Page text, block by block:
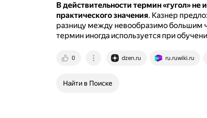
В действительности термин «гугол» не
практического значения. Казнер
разницу между невообразимо большим
термин иногда используется при
0 dzen.ru ru.ruwiki.ru
Найти в Поиске